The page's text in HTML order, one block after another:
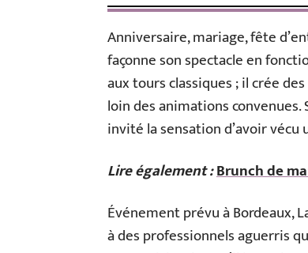
Anniversaire, mariage, fête
façonne son spectacle en
aux tours classiques ; il crée
loin des animations
invité la sensation d’avoir
Lire également :Brunch de
Événement prévu à Bordeaux,
à des professionnels aguerris